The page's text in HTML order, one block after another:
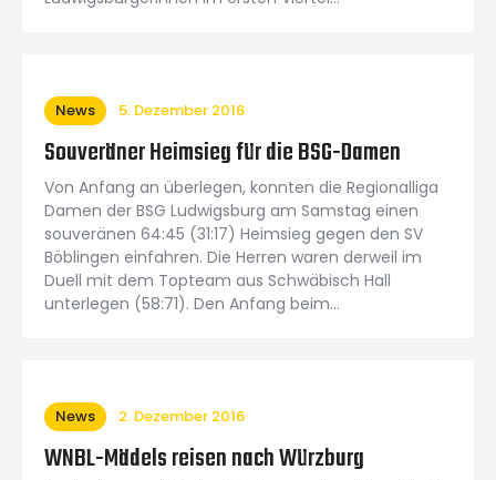
News 5. Dezember 2016
Souveräner Heimsieg für die BSG-Damen
Von Anfang an überlegen, konnten die Regionalliga
Damen der BSG Ludwigsburg am Samstag einen
souveränen 64:45 (31:17) Heimsieg gegen den SV
Böblingen einfahren. Die Herren waren derweil im
Duell mit dem Topteam aus Schwäbisch Hall
unterlegen (58:71). Den Anfang beim…
News 2. Dezember 2016
WNBL-Mädels reisen nach Würzburg